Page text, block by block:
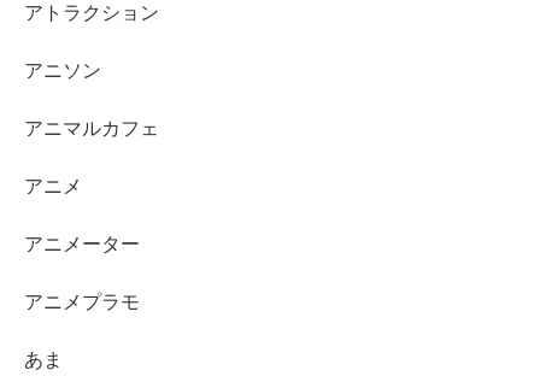
アトラクション
アニソン
アニマルカフェ
アニメ
アニメーター
アニメプラモ
あま